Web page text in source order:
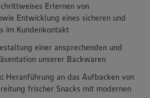
Erlernen von
Entwicklung eines sicheren und
im Kundenkontakt
einer ansprechenden und
unserer Backwaren
Heranführung an das Aufbacken von
frischer Snacks mit modernen